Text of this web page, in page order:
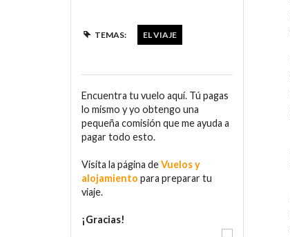
TEMAS: EL VIAJE
Encuentra tu vuelo aquí. Tú pagas
lo mismo y yo obtengo una
pequeña comisión que me ayuda a
pagar todo esto.
Visita la página deVuelos y
alojamiento para preparar tu
viaje.
¡Gracias!